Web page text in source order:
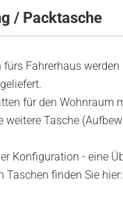
/ Packtasche
Fahrerhaus werden
für den Wohnraum
weitere Tasche
Konfiguration - eine
Taschen finden Sie hier: